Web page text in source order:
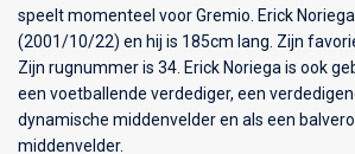
speelt momenteel voorGremio . Erick
(2001/10/22) en hij is 185cm lang. Zijn
Zijn rugnummer is 34. Erick Noriega is ook
een voetballende verdediger, een
dynamische middenvelder en als een
middenvelder.